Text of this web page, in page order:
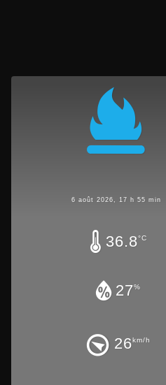
6 août 2026, 17 h 55 min
36.8°C
27%
26km/h